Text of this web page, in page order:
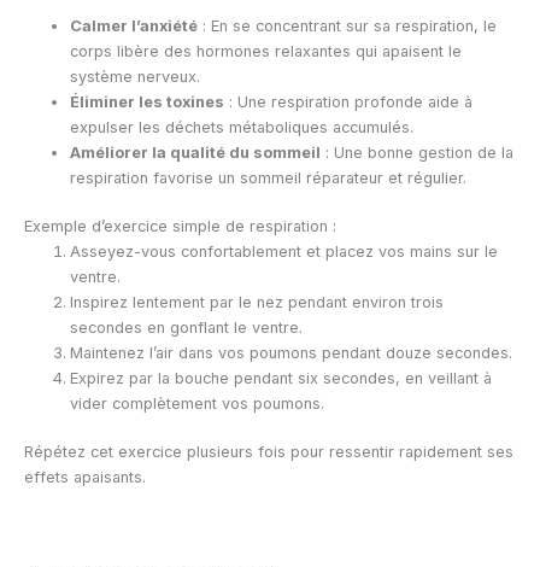
Calmer l’anxiété : En se concentrant sur sa respiration, le
corps libère des hormones relaxantes qui apaisent le
système nerveux.
Éliminer les toxines : Une respiration profonde aide à
expulser les déchets métaboliques accumulés.
Améliorer la qualité du sommeil : Une bonne gestion de la
respiration favorise un sommeil réparateur et régulier.
Exemple d’exercice simple de respiration :
Asseyez-vous confortablement et placez vos mains sur le
ventre.
Inspirez lentement par le nez pendant environ trois
secondes en gonflant le ventre.
Maintenez l’air dans vos poumons pendant douze secondes.
Expirez par la bouche pendant six secondes, en veillant à
vider complètement vos poumons.
Répétez cet exercice plusieurs fois pour ressentir rapidement ses
effets apaisants.